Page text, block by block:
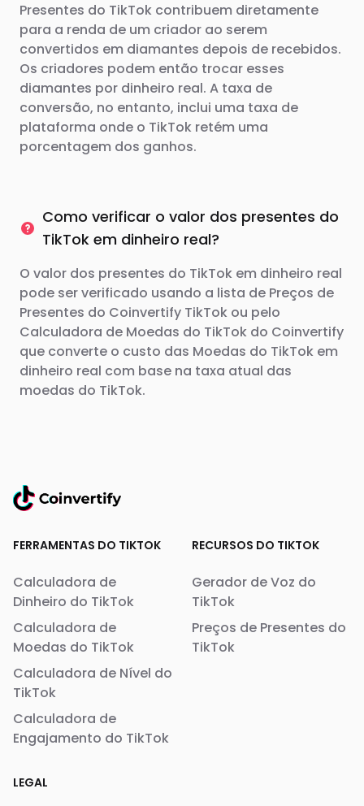
Presentes do TikTok contribuem diretamente
para a renda de um criador ao serem
convertidos em diamantes depois de recebidos.
Os criadores podem então trocar esses
diamantes por dinheiro real. A taxa de
conversão, no entanto, inclui uma taxa de
plataforma onde o TikTok retém uma
porcentagem dos ganhos.
Como verificar o valor dos presentes do
TikTok em dinheiro real?
O valor dos presentes do TikTok em dinheiro real
pode ser verificado usando a lista de Preços de
Presentes do Coinvertify TikTok ou pelo
Calculadora de Moedas do TikTok do Coinvertify
que converte o custo das Moedas do TikTok em
dinheiro real com base na taxa atual das
moedas do TikTok.
FERRAMENTAS DO TIKTOK
Calculadora de
Dinheiro do TikTok
Calculadora de
Moedas do TikTok
Calculadora de Nível do
TikTok
Calculadora de
Engajamento do TikTok
RECURSOS DO TIKTOK
Gerador de Voz do
TikTok
Preços de Presentes do
TikTok
LEGAL